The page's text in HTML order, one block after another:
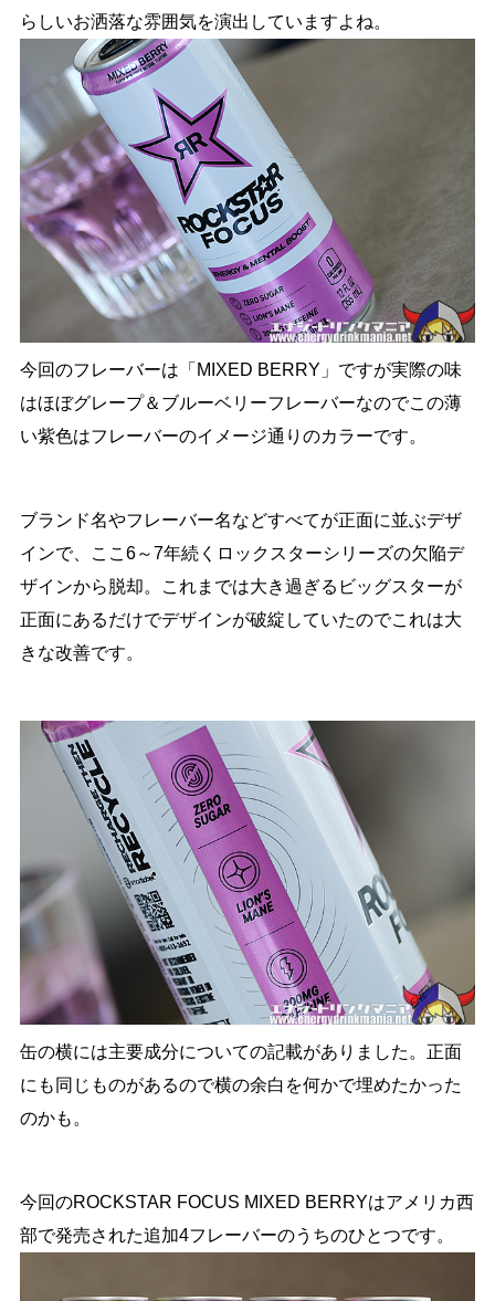
らしいお洒落な雰囲気を演出していますよね。
今回のフレーバーは「MIXED BERRY」ですが実際の味
はほぼグレープ＆ブルーベリーフレーバーなのでこの薄
い紫色はフレーバーのイメージ通りのカラーです。
ブランド名やフレーバー名などすべてが正面に並ぶデザ
インで、ここ6～7年続くロックスターシリーズの欠陥デ
ザインから脱却。これまでは大き過ぎるビッグスターが
正面にあるだけでデザインが破綻していたのでこれは大
きな改善です。
缶の横には主要成分についての記載がありました。正面
にも同じものがあるので横の余白を何かで埋めたかった
のかも。
今回のROCKSTAR FOCUS MIXED BERRYはアメリカ西
部で発売された追加4フレーバーのうちのひとつです。